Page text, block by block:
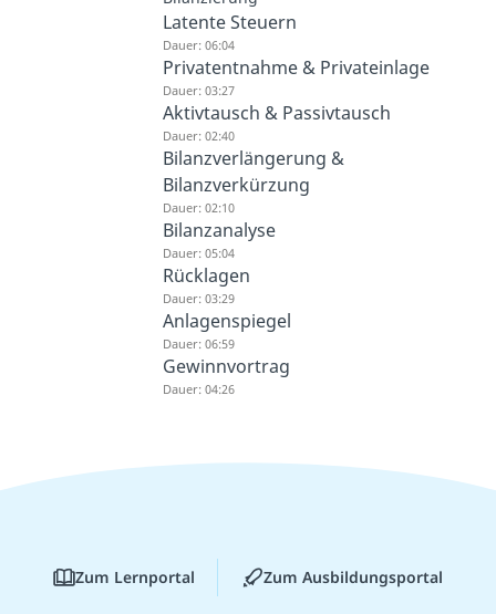
Latente Steuern
Dauer: 06:04
Privatentnahme & Privateinlage
Dauer: 03:27
Aktivtausch & Passivtausch
Dauer: 02:40
Bilanzverlängerung &
Bilanzverkürzung
Dauer: 02:10
Bilanzanalyse
Dauer: 05:04
Rücklagen
Dauer: 03:29
Anlagenspiegel
Dauer: 06:59
Gewinnvortrag
Dauer: 04:26
Zum Lernportal Zum Ausbildungsportal